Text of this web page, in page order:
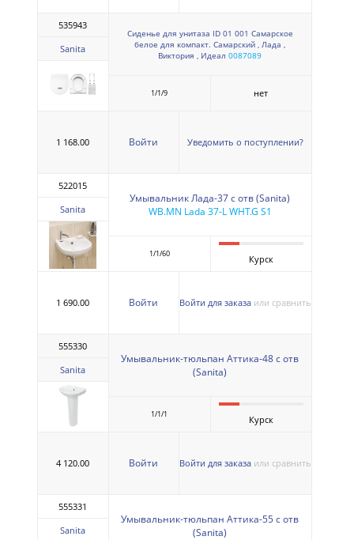
535943
Sanita
Сиденье для унитаза ID 01 001 Самарское
белое для компакт. Самарский , Лада ,
Виктория , Идеал 0087089
1/1/9 нет
1 168.00 Войти Уведомить о поступлении?
522015
Sanita
Умывальник Лада-37 с отв (Sanita)
WB.MN Lada 37-L WHT.G S1
1/1/60 Курск
1 690.00 Войти Войти для заказа или сравнить
555330
Sanita
Умывальник-тюльпан Аттика-48 с отв
(Sanita)
1/1/1 Курск
4 120.00 Войти Войти для заказа или сравнить
555331
Sanita
Умывальник-тюльпан Аттика-55 с отв
(Sanita)